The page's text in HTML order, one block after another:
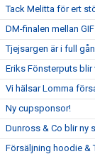
Tack Melitta för ert
DM-finalen mellan
Tjejsargen är i full
Eriks Fönsterputs blir
Vi hälsar Lomma
Ny cupsponsor!
Dunross & Co blir ny
Försäljning hoodie &